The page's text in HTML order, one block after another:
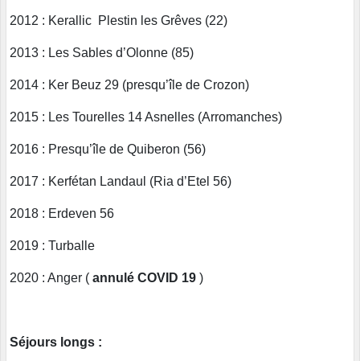
2012 : Kerallic Plestin les Grêves (22)
2013 : Les Sables d’Olonne (85)
2014 : Ker Beuz 29 (presqu’île de Crozon)
2015 : Les Tourelles 14 Asnelles (Arromanches)
2016 : Presqu’île de Quiberon (56)
2017 : Kerfétan Landaul (Ria d’Etel 56)
2018 : Erdeven 56
2019 : Turballe
2020 : Anger ( annulé COVID 19 )
Séjours longs :